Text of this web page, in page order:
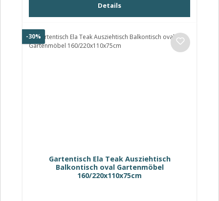
Details
-30% Rabatt
Gartentisch Ela Teak Ausziehtisch
Balkontisch oval Gartenmöbel
160/220x110x75cm